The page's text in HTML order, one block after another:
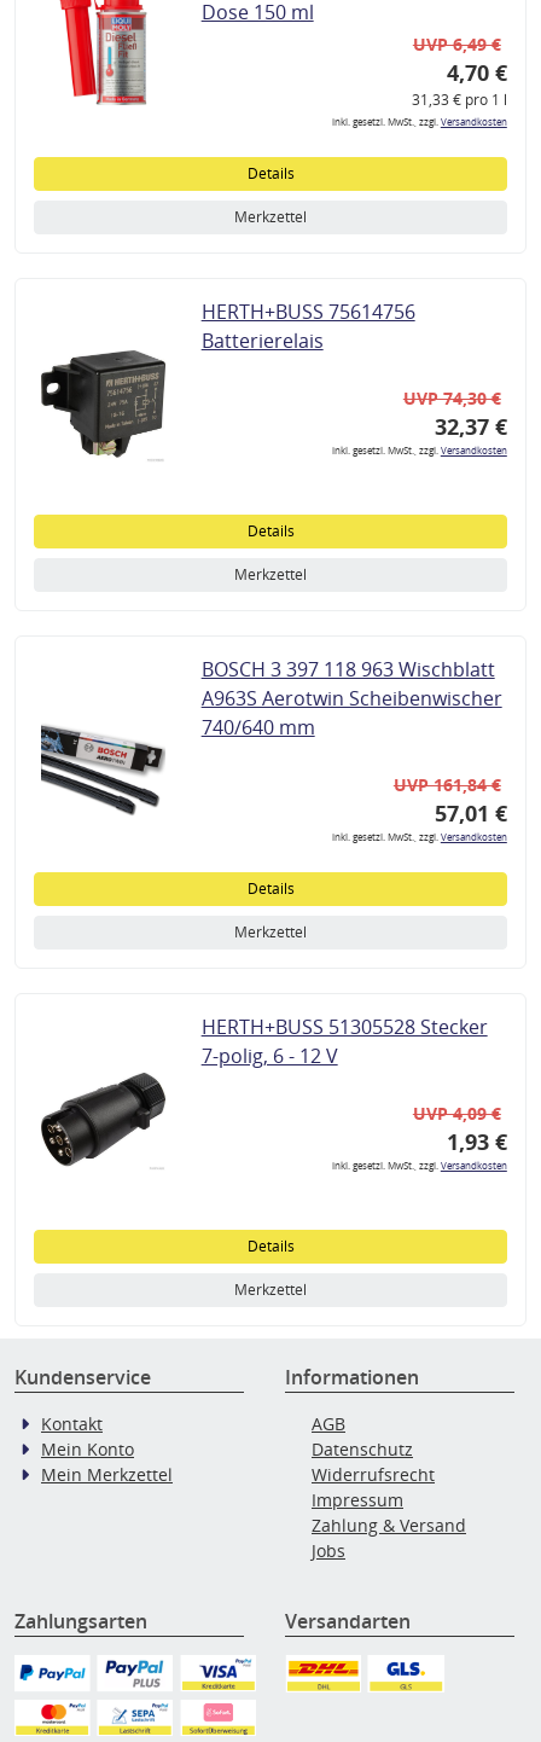
Dose 150 ml
UVP 6,49 €
4,70 €
31,33 € pro 1 l
inkl. gesetzl. MwSt., zzgl.Versandkosten
Details
Merkzettel
HERTH+BUSS 75614756
Batterierelais
UVP 74,30 €
32,37 €
inkl. gesetzl. MwSt., zzgl.Versandkosten
Details
Merkzettel
BOSCH 3 397 118 963 Wischblatt
A963S Aerotwin Scheibenwischer
740/640 mm
UVP 161,84 €
57,01 €
inkl. gesetzl. MwSt., zzgl.Versandkosten
Details
Merkzettel
HERTH+BUSS 51305528 Stecker
7-polig, 6 - 12 V
UVP 4,09 €
1,93 €
inkl. gesetzl. MwSt., zzgl.Versandkosten
Details
Merkzettel
Kundenservice
Kontakt
Mein Konto
Mein Merkzettel
Informationen
AGB
Datenschutz
Widerrufsrecht
Impressum
Zahlung & Versand
Jobs
Zahlungsarten Versandarten